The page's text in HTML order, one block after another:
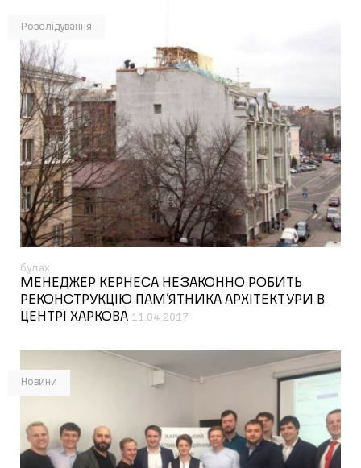
Розслідування
булах
МЕНЕДЖЕР КЕРНЕСА НЕЗАКОННО РОБИТЬ
РЕКОНСТРУКЦІЮ ПАМ’ЯТНИКА АРХІТЕКТУРИ В
ЦЕНТРІ ХАРКОВА 11.04.2017
Новини